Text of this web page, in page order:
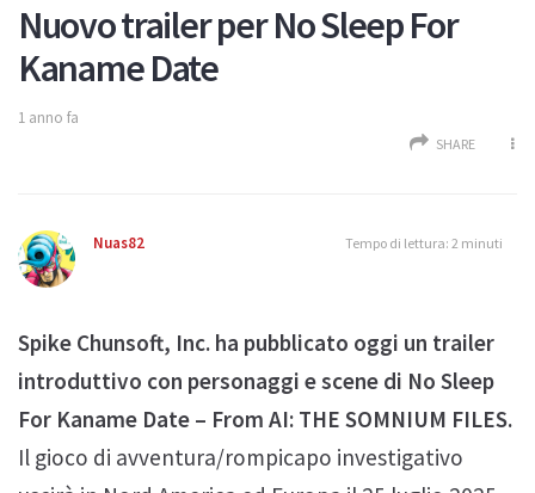
Nuovo trailer per No Sleep For
Kaname Date
1 anno fa
SHARE
Nuas82 Tempo di lettura: 2 minuti
Spike Chunsoft, Inc. ha pubblicato oggi un trailer
introduttivo con personaggi e scene di No Sleep
For Kaname Date – From AI: THE SOMNIUM FILES.
Il gioco di avventura/rompicapo investigativo